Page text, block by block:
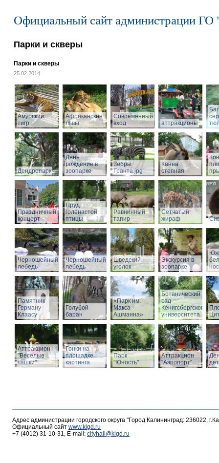
Официальный сайт администрации ГО
Парки и скверы
Парки и скверы
25.02.2014
Амурский
тигр
Африканские
львы
Современный
вход
аттракционы
Дендропарк
День
рождение в
зоопарке
Зебры
Гранта.jpg
Канна
степная
Праздничный
концерт
Пруд
голенастой
птицы
Равнинный
тапир
Сетчатый
жираф
Черношейный
лебедь
Черношейный
лебедь
Шведский
уголок
Экскурсия в
зоопарке
Памятник
Герману
Клаасу
Голубой
баран
«Парк им.
Макса
Ашманна»
Ботанический
сад
Кенигсбергского
университета
Аттракцион
"Веселые
чашки"
Гонки на
площадке
картинга
Парк
"Юность"
Аттракцион
"Аэропорт"
Адрес администрации городского округа "Город Калининград: 236022,
Официальный сайт www.klgd.ru
+7 (4012) 31-10-31, E-mail: cityhall@klgd.ru